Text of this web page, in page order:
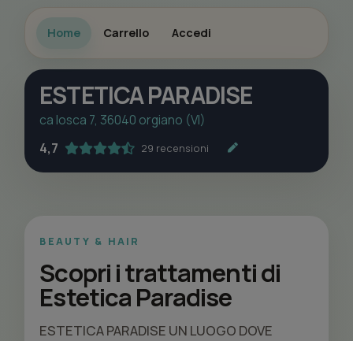
Home Carrello Accedi
ESTETICA PARADISE
ca losca 7, 36040 orgiano (VI)
4,7
29 recensioni
BEAUTY & HAIR
Scopri i trattamenti di
Estetica Paradise
ESTETICA PARADISE UN LUOGO DOVE